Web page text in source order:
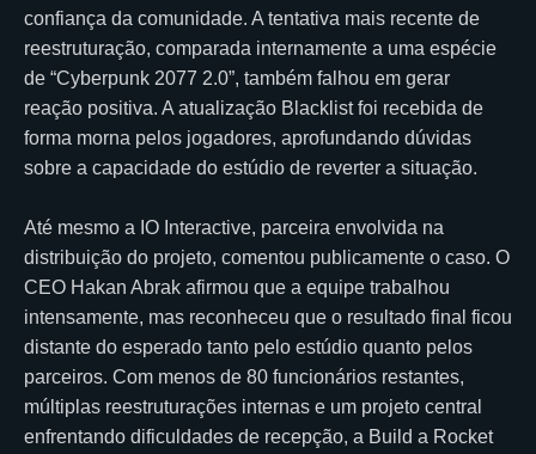
confiança da comunidade. A tentativa mais recente de
reestruturação, comparada internamente a uma espécie
de “Cyberpunk 2077 2.0”, também falhou em gerar
reação positiva. A atualização Blacklist foi recebida de
forma morna pelos jogadores, aprofundando dúvidas
sobre a capacidade do estúdio de reverter a situação.
Até mesmo a IO Interactive, parceira envolvida na
distribuição do projeto, comentou publicamente o caso. O
CEO Hakan Abrak afirmou que a equipe trabalhou
intensamente, mas reconheceu que o resultado final ficou
distante do esperado tanto pelo estúdio quanto pelos
parceiros. Com menos de 80 funcionários restantes,
múltiplas reestruturações internas e um projeto central
enfrentando dificuldades de recepção, a Build a Rocket